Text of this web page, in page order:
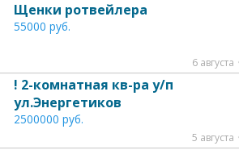
Щенки ротвейлера
55000 руб.
6 августа
! 2-комнатная кв-ра у/п
ул.Энергетиков
2500000 руб.
5 августа